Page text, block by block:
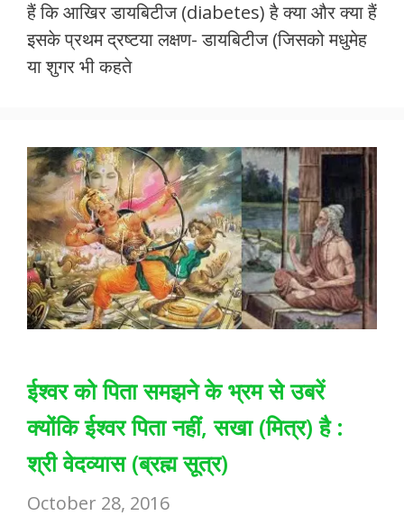
b
o
o
er s
A
l e
हैं कि आखिर डायबिटीज (diabetes) है क्या और क्या हैं
इसके प्रथम द्रष्टया लक्षण- डायबिटीज (जिसको मधुमेह
या शुगर भी कहते
ईश्वर को पिता समझने के भ्रम से उबरें
क्योंकि ईश्वर पिता नहीं, सखा (मित्र) है :
श्री वेदव्यास (ब्रह्म सूत्र)
October 28, 2016